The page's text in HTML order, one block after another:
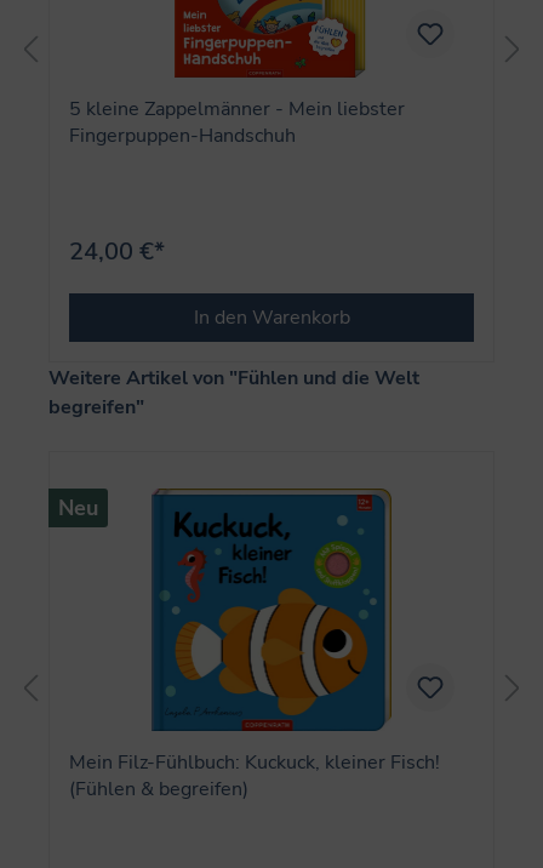
5 kleine Zappelmänner - Mein liebster
Fingerpuppen-Handschuh
24,00 €*
In den Warenkorb
Produktgalerie überspringen
Weitere Artikel von "Fühlen und die Welt
begreifen"
Neu
Mein Filz-Fühlbuch: Kuckuck, kleiner Fisch!
(Fühlen & begreifen)